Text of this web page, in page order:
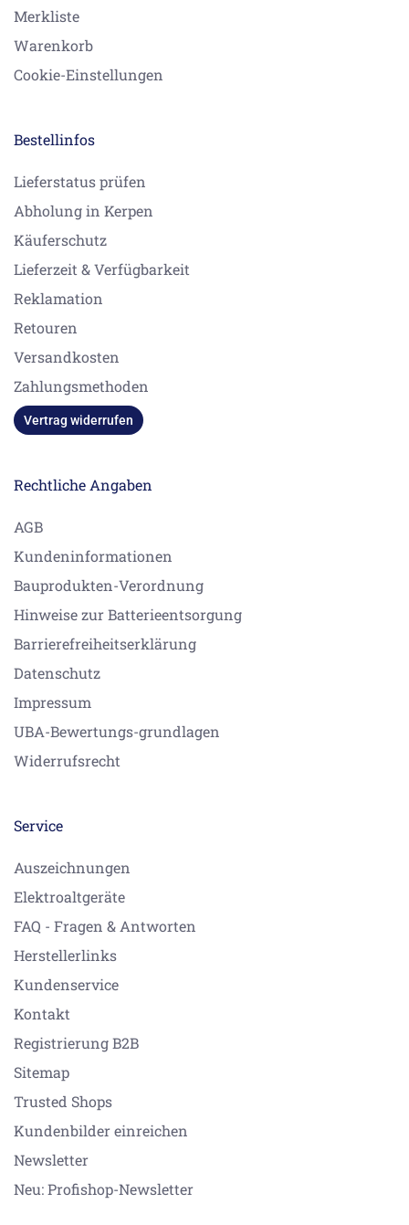
Merkliste
Warenkorb
Cookie-Einstellungen
Bestellinfos
Lieferstatus prüfen
Abholung in Kerpen
Käuferschutz
Lieferzeit & Verfügbarkeit
Reklamation
Retouren
Versandkosten
Zahlungsmethoden
Vertrag widerrufen
Rechtliche Angaben
AGB
Kundeninformationen
Bauprodukten-Verordnung
Hinweise zur Batterieentsorgung
Barrierefreiheitserklärung
Datenschutz
Impressum
UBA-Bewertungs-grundlagen
Widerrufsrecht
Service
Auszeichnungen
Elektroaltgeräte
FAQ - Fragen & Antworten
Herstellerlinks
Kundenservice
Kontakt
Registrierung B2B
Sitemap
Trusted Shops
Kundenbilder einreichen
Newsletter
Neu: Profishop-Newsletter